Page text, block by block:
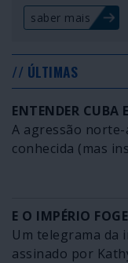
saber mais
// ÚLTIMAS
ENTENDER CUBA
A agressão norte-
conhecida (mas
E O IMPÉRIO
Um telegrama da
assinado por